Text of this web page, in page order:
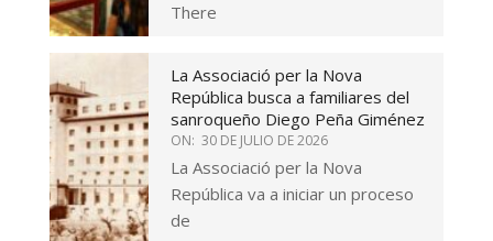
There
La Associació per la Nova
República busca a familiares del
sanroqueño Diego Peña Giménez
ON: 30 DE JULIO DE 2026
La Associació per la Nova
República va a iniciar un proceso
de